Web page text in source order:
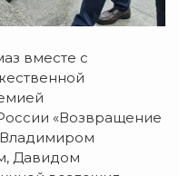
вместе с
«Возвращение
Давидом